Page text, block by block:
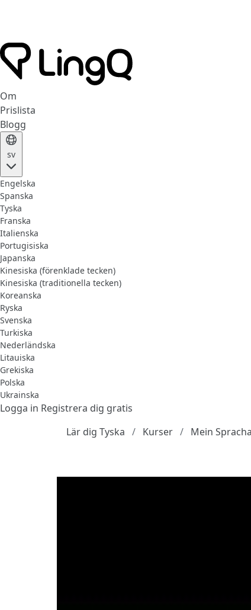
Om
Prislista
Blogg
sv
Engelska
Spanska
Tyska
Franska
Italienska
Portugisiska
Japanska
Kinesiska (förenklade tecken)
Kinesiska (traditionella tecken)
Koreanska
Ryska
Svenska
Turkiska
Nederländska
Litauiska
Grekiska
Polska
Ukrainska
Logga in Registrera dig gratis
Lär dig Tyska
Kurser Mein